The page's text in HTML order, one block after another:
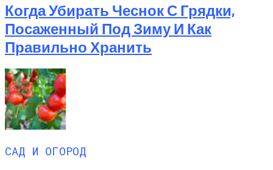
Когда Убирать Чеснок С Грядки,
Посаженный Под Зиму И Как
Правильно Хранить
САД И ОГОРОД